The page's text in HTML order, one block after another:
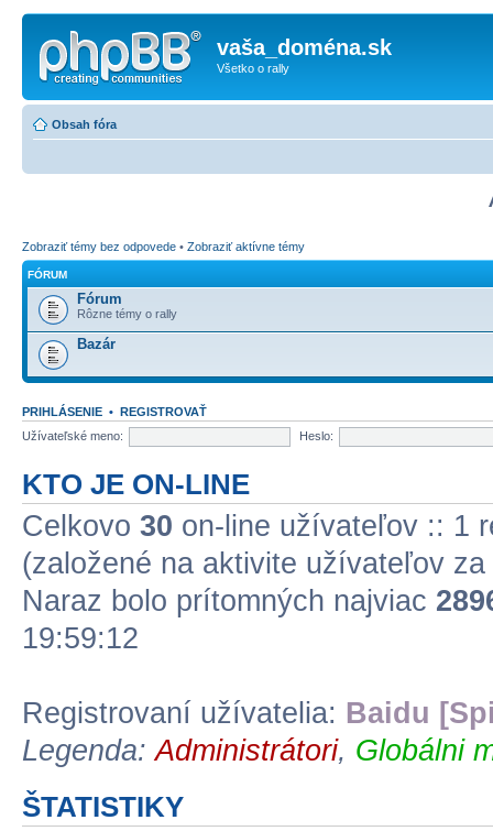
vaša_doména.sk
Všetko o rally
Obsah fóra
Zobraziť témy bez odpovede • Zobraziť aktívne témy
FÓRUM
Fórum
Rôzne témy o rally
Bazár
PRIHLÁSENIE • REGISTROVAŤ
Užívateľské meno:
Heslo:
KTO JE ON-LINE
Celkovo 30 on-line užívateľov :: 1
(založené na aktivite užívateľov
Naraz bolo prítomných najviac
19:59:12
Registrovaní užívatelia: Baidu
Legenda:Administrátori, Globálni
ŠTATISTIKY